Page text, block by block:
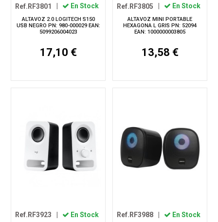
Ref.RF3801 En Stock
ALTAVOZ 2.0 LOGITECH S150
USB NEGRO PN: 980-000029 EAN:
5099206004023
17,10 €
Ref.RF3805 En Stock
ALTAVOZ MINI PORTABLE
HEXAGONA L GRIS PN: 52094
EAN: 1000000003805
13,58 €
Ref.RF3923 En Stock Ref.RF3988 En Stock